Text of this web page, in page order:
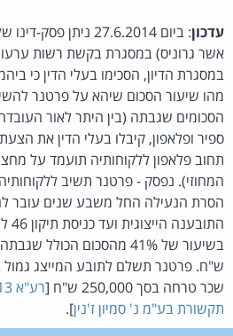
עדכון
: ביום 27.6.2014
אשר גרוניס) במסגרת בקשת רשות
במסגרת הדיון, הסכימו בעלי הדין כי
מהו שיעור הסכום שיהא על פרטנר
הסכומים שגבתה (בין היתר לאור העובדה
ספיר ופלאפון, קיבלו בעלי הדין את
תחוב פלאפון ללקוחותיה תועמד על
המחוזי). נפסק - פרטנר תשיב
הסרת הנעילה החל משבע שנים עובר
שכר טרחה בסך 250,000 ש"ח [
תקשורת בע"מ נ' סמיון ז'נין].